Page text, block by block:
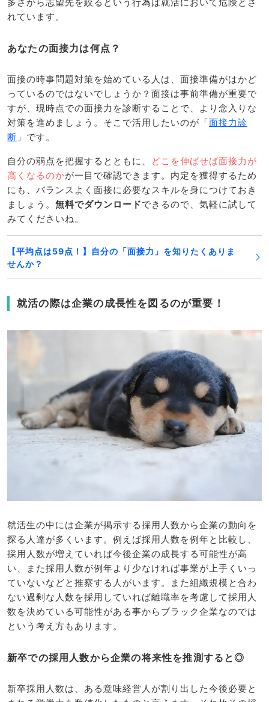
れています。
あなたの面接力は何点？
面接の時事問題対策を始めている人は、面接準備がはかど
っているのではないでしょうか？面接は事前準備が重要で
すが、現時点での面接力を診断することで、より念入りな
対策を進めましょう。そこで活用したいのが「面接力診
断 」です。
自分の弱点を把握するとともに、
どこを伸ばせば面接力が
高くなるのかが一目で確認できます。内定を獲得するため
にも、バランスよく面接に必要なスキルを身につけておき
ましょう。 無料でダウンロードできるので、気軽に試して
みてくださいね。
【平均点は59点！】自分の「面接力」を知りたくありま
せんか？
就活の際は企業の成長性を図るのが重要！
就活生の中には企業が掲示する採用人数から企業の動向を
探る人達が多くいます。例えば採用人数を例年と比較し、
採用人数が増えていれば今後企業の成長する可能性が高
い、また採用人数が例年より少なければ事業が上手くいっ
ていないなどと推察する人がいます。また組織規模と合わ
ない過剰な人数を採用していれば離職率を考慮して採用人
数を決めている可能性がある事からブラック企業なのでは
という考え方もあります。
新卒での採用人数から企業の将来性を推測すると◎
新卒採用人数は、ある意味経営人が割り出した今後必要と